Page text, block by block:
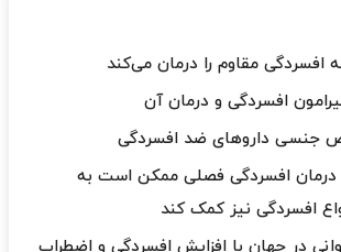
افسردگی مقاوم را درمان می‌کند
افسردگی و درمان آن
جنسی داروهای ضد افسردگی
درمان افسردگی فصلی ممکن است به
افسردگی نیز کمک کند
در جهان با افزایش افسردگی و اضطراب